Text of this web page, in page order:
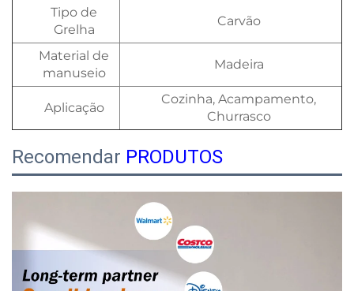
Tipo de
Grelha
Carvão
Material de
manuseio
Madeira
Aplicação
Cozinha, Acampamento,
Churrasco
Recomendar PRODUTOS